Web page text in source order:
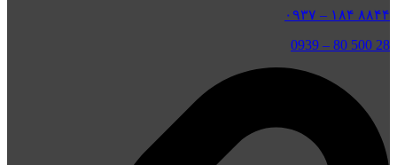
۸۸۴۴ ۱۸۴ – ۰۹۳۷
28 500 80
–